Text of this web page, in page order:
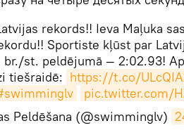
rekords!! Ieva Maļuka
Sportiste kļūst par
br./st. peldējumā — 2:02.93!
tiešraidē: https://t.co/
pic.twitter.com/
Peldēšana (@swimminglv)